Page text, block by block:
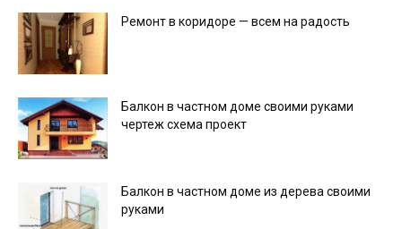
Ремонт в коридоре — всем на радость
Балкон в частном доме своими руками
чертеж схема проект
Балкон в частном доме из дерева своими
руками